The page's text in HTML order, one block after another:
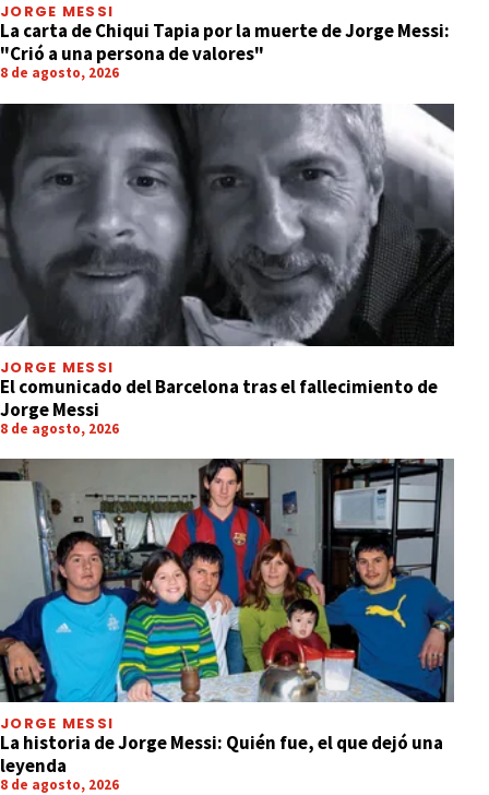
JORGE MESSI
La carta de Chiqui Tapia por la muerte de Jorge Messi:
"Crió a una persona de valores"
8 de agosto, 2026
JORGE MESSI
El comunicado del Barcelona tras el fallecimiento de
Jorge Messi
8 de agosto, 2026
JORGE MESSI
La historia de Jorge Messi: Quién fue, el que dejó una
leyenda
8 de agosto, 2026